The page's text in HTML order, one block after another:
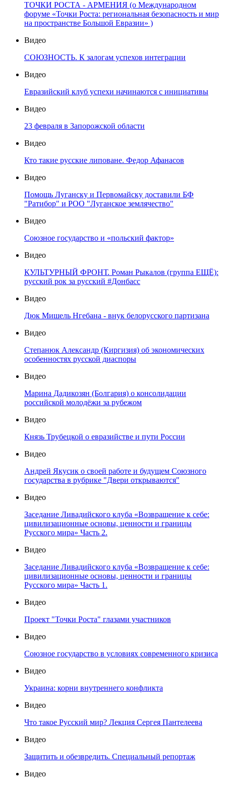
ТОЧКИ РОСТА - АРМЕНИЯ (о Международном
форуме «Точки Роста: региональная безопасность и мир
на пространстве Большой Евразии» )
Видео
СОЮЗНОСТЬ. К залогам успехов интеграции
Видео
Евразийский клуб успехи начинаются с инициативы
Видео
23 февраля в Запорожской области
Видео
Кто такие русские липоване. Федор Афанасов
Видео
Помощь Луганску и Первомайску доставили БФ
"Ратибор" и РОО "Луганское землячество"
Видео
Союзное государство и «польский фактор»
Видео
КУЛЬТУРНЫЙ ФРОНТ. Роман Рыкалов (группа ЕЩЁ):
русский рок за русский #Донбасс
Видео
Дюк Мишель Нгебана - внук белорусского партизана
Видео
Степанюк Александр (Киргизия) об экономических
особенностях русской диаспоры
Видео
Марина Дадикозян (Болгария) о консолидации
российской молодёжи за рубежом
Видео
Князь Трубецкой о евразийстве и пути России
Видео
Андрей Якусик о своей работе и будущем Союзного
государства в рубрике "Двери открываются"
Видео
Заседание Ливадийского клуба «Возвращение к себе:
цивилизационные основы, ценности и границы
Русского мира» Часть 2.
Видео
Заседание Ливадийского клуба «Возвращение к себе:
цивилизационные основы, ценности и границы
Русского мира» Часть 1.
Видео
Проект "Точки Роста" глазами участников
Видео
Союзное государство в условиях современного кризиса
Видео
Украина: корни внутреннего конфликта
Видео
Что такое Русский мир? Лекция Сергея Пантелеева
Видео
Защитить и обезвредить. Специальный репортаж
Видео